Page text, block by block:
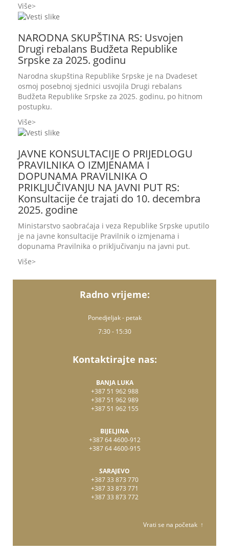
Više
NARODNA SKUPŠTINA RS: Usvojen
Drugi rebalans Budžeta Republike
Srpske za 2025. godinu
Narodna skupština Republike Srpske je na Dvadeset
osmoj posebnoj sjednici usvojila Drugi rebalans
Budžeta Republike Srpske za 2025. godinu, po hitnom
postupku.
Više
JAVNE KONSULTACIJE O PRIJEDLOGU
PRAVILNIKA O IZMJENAMA I
DOPUNAMA PRAVILNIKA O
PRIKLJUČIVANJU NA JAVNI PUT RS:
Konsultacije će trajati do 10. decembra
2025. godine
Ministarstvo saobraćaja i veza Republike Srpske uputilo
je na javne konsultacije Pravilnik o izmjenama i
dopunama Pravilnika o priključivanju na javni put.
Više
Radno vrijeme:
Ponedjeljak - petak
7:30 - 15:30
Kontaktirajte nas:
BANJA LUKA
+387 51 962 988
+387 51 962 989
+387 51 962 155
BIJELJINA
+387 64 4600-912
+387 64 4600-915
SARAJEVO
+387 33 873 770
+387 33 873 771
+387 33 873 772
Vrati se na početak ↑